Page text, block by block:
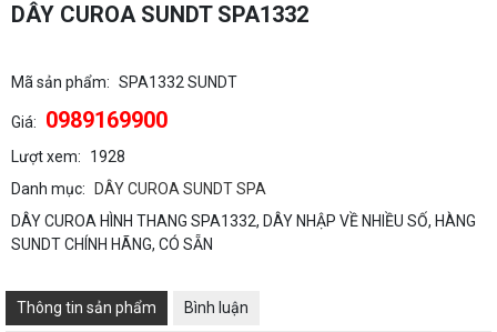
DÂY CUROA SUNDT SPA1332
Mã sản phẩm: SPA1332 SUNDT
Giá: 0989169900
Lượt xem:
1928
Danh mục:
DÂY CUROA SUNDT SPA
DÂY CUROA HÌNH THANG SPA1332, DÂY NHẬP VỀ NHIỀU SỐ, HÀNG
SUNDT CHÍNH HÃNG, CÓ SẴN
Thông tin sản phẩm
Bình luận